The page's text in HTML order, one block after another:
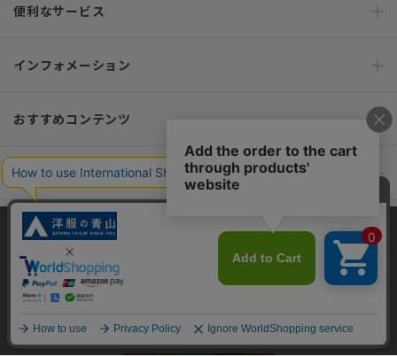
便利なサービス
インフォメーション
おすすめコンテンツ
ポリシー・企業情報
オーダースーツなら SHITATE
OFFICIAL SNS
当サイトでは、快適な閲覧体験とコンテンツ改善のためにCookieを使用
しています。閲覧を続けることで、Cookieの使用に同意したものとみな
します。詳細については
同意して閉じる